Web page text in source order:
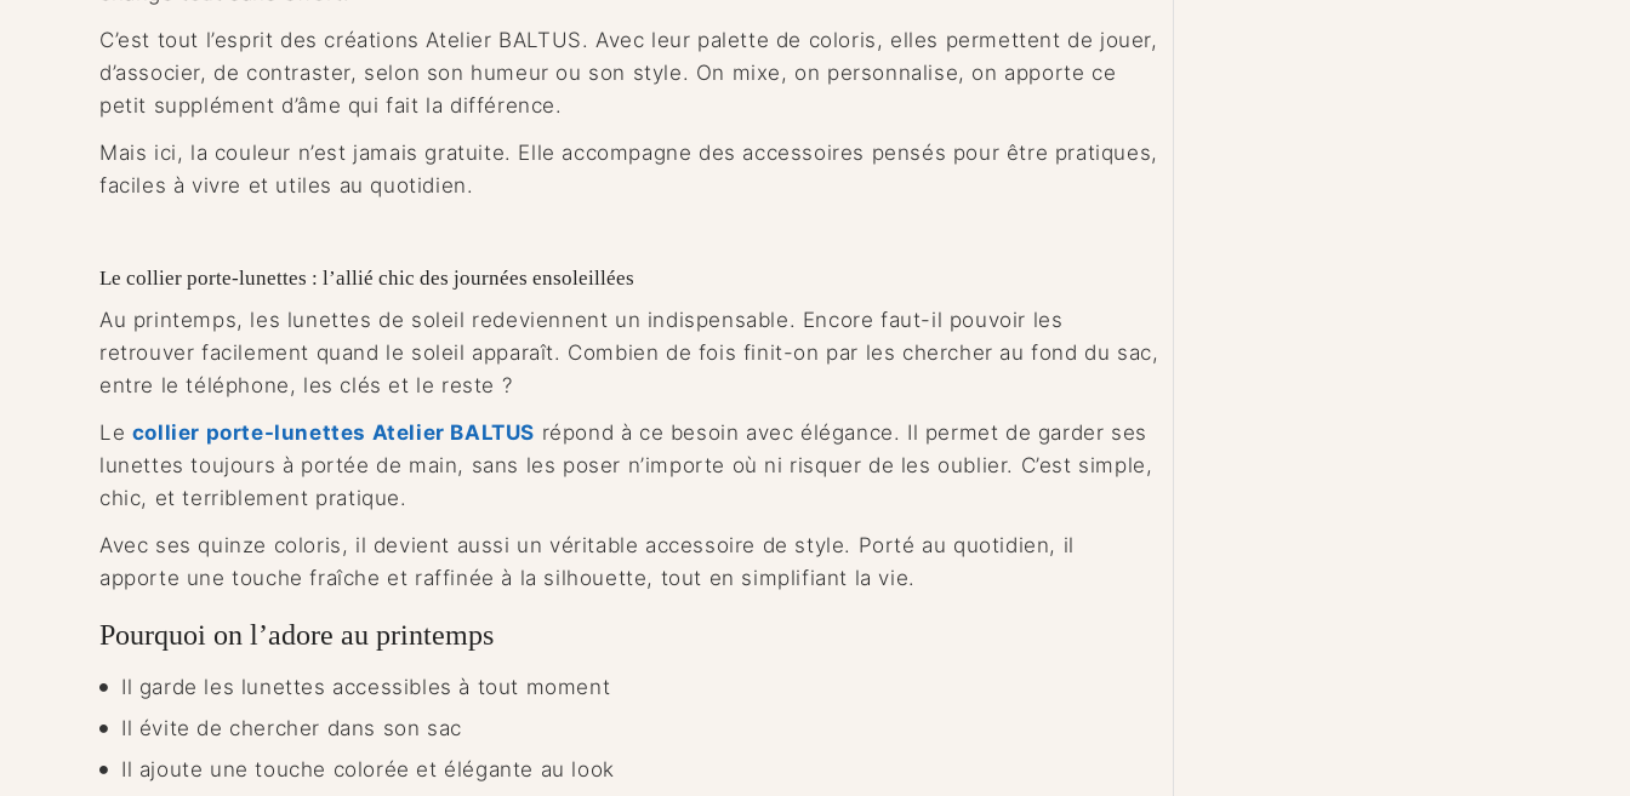
C’est tout l’esprit des créations Atelier BALTUS. Avec leur palette de coloris, elles permettent de jouer,
d’associer, de contraster, selon son humeur ou son style. On mixe, on personnalise, on apporte ce
petit supplément d’âme qui fait la différence.
Mais ici, la couleur n’est jamais gratuite. Elle accompagne des accessoires pensés pour être pratiques,
faciles à vivre et utiles au quotidien.
Le collier porte-lunettes : l’allié chic des journées ensoleillées
Au printemps, les lunettes de soleil redeviennent un indispensable. Encore faut-il pouvoir les
retrouver facilement quand le soleil apparaît. Combien de fois finit-on par les chercher au fond du sac,
entre le téléphone, les clés et le reste ?
Le collier porte-lunettes Atelier BALTUS répond à ce besoin avec élégance. Il permet de garder ses
lunettes toujours à portée de main, sans les poser n’importe où ni risquer de les oublier. C’est simple,
chic, et terriblement pratique.
Avec ses quinze coloris, il devient aussi un véritable accessoire de style. Porté au quotidien, il
apporte une touche fraîche et raffinée à la silhouette, tout en simplifiant la vie.
Pourquoi on l’adore au printemps
Il garde les lunettes accessibles à tout moment
Il évite de chercher dans son sac
Il ajoute une touche colorée et élégante au look